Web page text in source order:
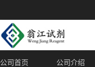
公司首页 公司介绍